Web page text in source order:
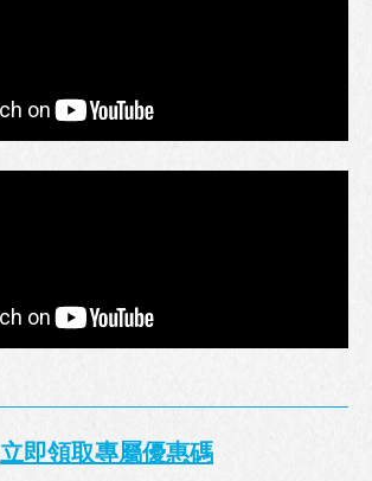
立即領取專屬優惠碼